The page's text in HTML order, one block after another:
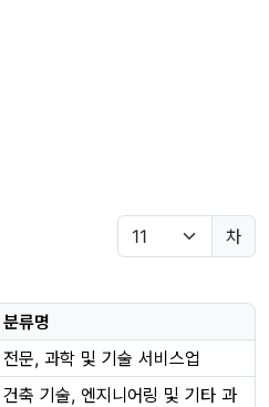
차
분류명
전문, 과학 및 기술 서비스업
건축 기술, 엔지니어링 및 기타 과